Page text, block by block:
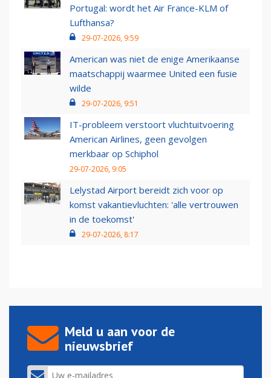
Portugal: wordt het Air France-KLM of
Lufthansa?
29-07-2026, 9:59
American was niet de enige Amerikaanse
maatschappij waarmee United een fusie
wilde
29-07-2026, 9:51
IT-probleem verstoort vluchtuitvoering
American Airlines, geen gevolgen
merkbaar op Schiphol
29-07-2026, 9:05
Lelystad Airport bereidt zich voor op
komst vakantievluchten: 'alle vertrouwen
in de toekomst'
29-07-2026, 8:17
Meld u aan voor de
nieuwsbrief